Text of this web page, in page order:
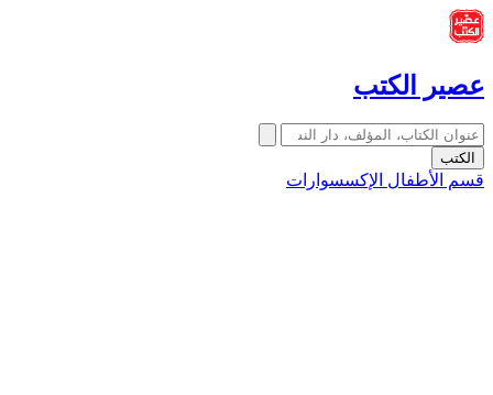
عصير الكتب
الكتب
قسم الأطفال الإكسسوارات